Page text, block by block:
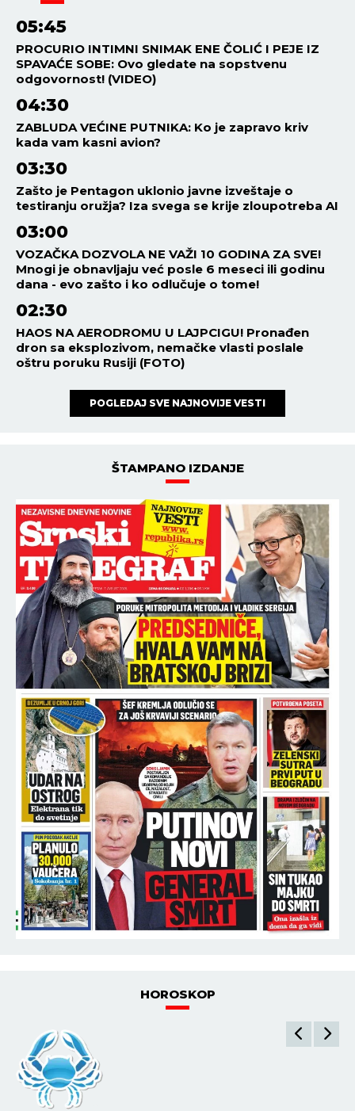
05:45
PROCURIO INTIMNI SNIMAK ENE ČOLIĆ I PEJE IZ
SPAVAĆE SOBE: Ovo gledate na sopstvenu
odgovornost! (VIDEO)
04:30
ZABLUDA VEĆINE PUTNIKA: Ko je zapravo kriv
kada vam kasni avion?
03:30
Zašto je Pentagon uklonio javne izveštaje o
testiranju oružja? Iza svega se krije zloupotreba AI
03:00
VOZAČKA DOZVOLA NE VAŽI 10 GODINA ZA SVE!
Mnogi je obnavljaju već posle 6 meseci ili godinu
dana - evo zašto i ko odlučuje o tome!
02:30
HAOS NA AERODROMU U LAJPCIGU! Pronađen
dron sa eksplozivom, nemačke vlasti poslale
oštru poruku Rusiji (FOTO)
POGLEDAJ SVE NAJNOVIJE VESTI
ŠTAMPANO IZDANJE
HOROSKOP